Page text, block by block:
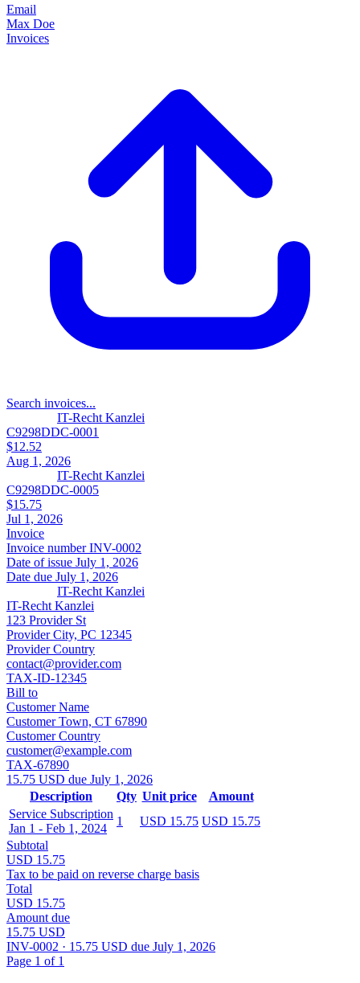
Email
Max Doe
Invoices
Search invoices...
IT-Recht Kanzlei
C9298DDC-0001
$12.52
Aug 1, 2026
IT-Recht Kanzlei
C9298DDC-0005
$15.75
Jul 1, 2026
Invoice
Invoice numberINV-0002
Date of issue July 1, 2026
Date due July 1, 2026
IT-Recht Kanzlei
IT-Recht Kanzlei
123 Provider St
Provider City, PC 12345
Provider Country
contact@provider.com
TAX-ID-12345
Bill to
Customer Name
Customer Town, CT 67890
Customer Country
customer@example.com
TAX-67890
15.75 USD due July 1, 2026
Description
Qty Unit price
Amount
Service Subscription
Jan 1 - Feb 1, 2024
1 USD 15.75 USD 15.75
Subtotal
USD 15.75
Tax to be paid on reverse charge basis
Total
USD 15.75
Amount due
15.75 USD
INV-0002 · 15.75 USD due July 1, 2026
Page 1 of 1